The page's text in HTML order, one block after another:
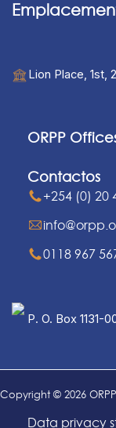
Lion Place, 1st,
ORPP
Contactos
+254 (0) 20
0118 967
P. O. Box 1131-
Copyright © 2026
Data privacy